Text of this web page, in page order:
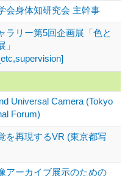
会身体知研究会 主幹事
ラリー第5回企画展「色と
」
Universal Camera (Tokyo
Forum)
を再現するVR (東京都写
アーカイブ展示のための